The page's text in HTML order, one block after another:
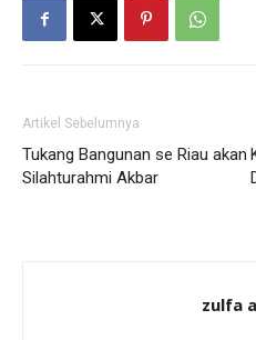
Artikel Sebelumnya
Tukang Bangunan se Riau akan
Silahturahmi Akbar
zulfa